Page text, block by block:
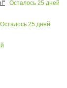
Осталось 25 дней
Осталось 25 дней